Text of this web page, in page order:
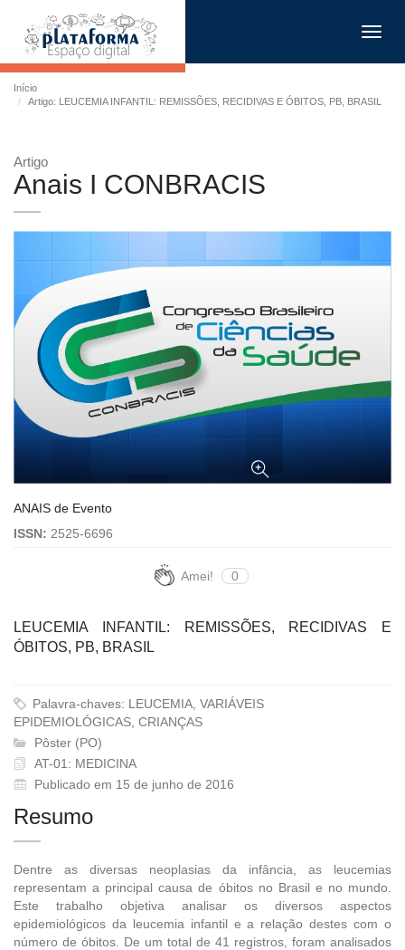
Início
Artigo: LEUCEMIA INFANTIL: REMISSÕES, RECIDIVAS E ÓBITOS, PB, BRASIL
Artigo
Anais I CONBRACIS
ANAIS de Evento
ISSN: 2525-6696
Amei! 0
LEUCEMIA INFANTIL: REMISSÕES, RECIDIVAS E
ÓBITOS, PB, BRASIL
Palavra-chaves: LEUCEMIA, VARIÁVEIS
EPIDEMIOLÓGICAS, CRIANÇAS
Pôster (PO)
AT-01: MEDICINA
Publicado em 15 de junho de 2016
Resumo
Dentre as diversas neoplasias da infância, as leucemias
representam a principal causa de óbitos no Brasil e no mundo.
Este trabalho objetiva analisar os diversos aspectos
epidemiológicos da leucemia infantil e a relação destes com o
número de óbitos. De um total de 41 registros, foram analisados